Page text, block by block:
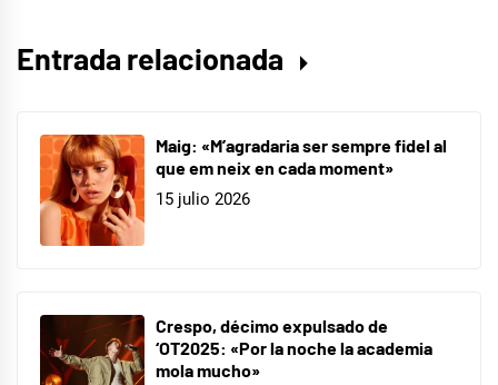
Entrada relacionada
Maig: «M’agradaria ser sempre fidel al
que em neix en cada moment»
15 julio 2026
Crespo, décimo expulsado de
‘OT2025: «Por la noche la academia
mola mucho»